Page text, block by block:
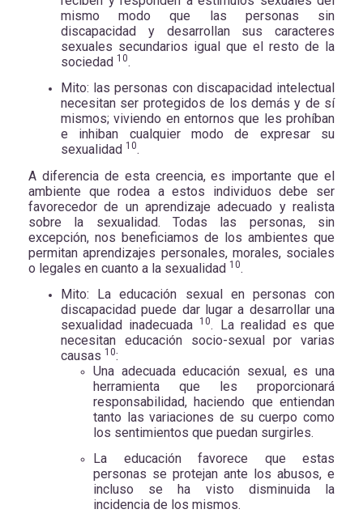
mismo modo que las personas sin
discapacidad y desarrollan sus caracteres
sexuales secundarios igual que el resto de la
sociedad 10.
Mito: las personas con discapacidad intelectual
necesitan ser protegidos de los demás y de sí
mismos; viviendo en entornos que les prohíban
e inhiban cualquier modo de expresar su
sexualidad 10.
A diferencia de esta creencia, es importante que el
ambiente que rodea a estos individuos debe ser
favorecedor de un aprendizaje adecuado y realista
sobre la sexualidad. Todas las personas, sin
excepción, nos beneficiamos de los ambientes que
permitan aprendizajes personales, morales, sociales
o legales en cuanto a la sexualidad 10.
Mito: La educación sexual en personas con
discapacidad puede dar lugar a desarrollar una
sexualidad inadecuada
10. La realidad es que
necesitan educación socio-sexual por varias
causas 10:
Una adecuada educación sexual, es una
herramienta que les proporcionará
responsabilidad, haciendo que entiendan
tanto las variaciones de su cuerpo como
los sentimientos que puedan surgirles.
La educación favorece que estas
personas se protejan ante los abusos, e
incluso se ha visto disminuida la
incidencia de los mismos.